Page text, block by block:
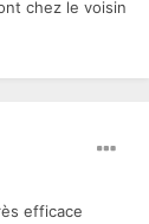
chez le voisin
efficace